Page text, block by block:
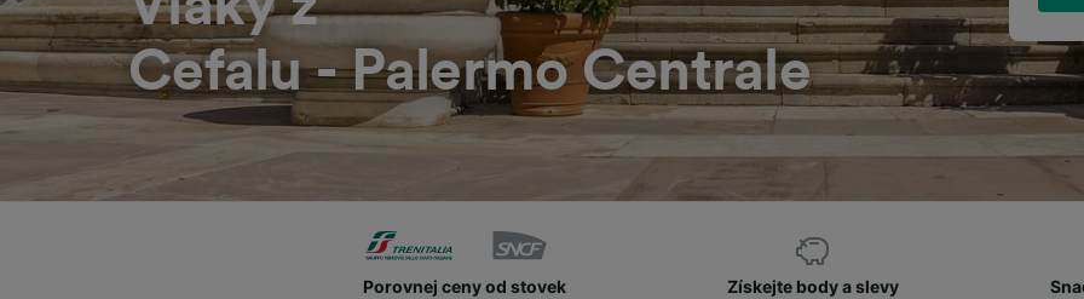
Cefalu - Palermo Centrale
Porovnej ceny od stovek
Získejte body a slevy